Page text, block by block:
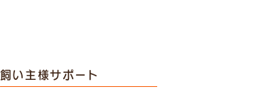
飼い主様サポート